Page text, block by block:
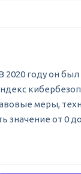
году он
меры,
от 0